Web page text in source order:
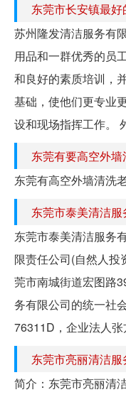
东莞市长安镇最
苏州隆发清洁服务有
用品和一群优秀的员
和良好的素质培训，
基础，使他们更专业
设和现场指挥工作。
东莞有要高空外墙
东莞有高空外墙清洗
东莞市泰美清洁
东莞市泰美清洁服务
限责任公司(自然人
莞市南城街道宏图路
务有限公司的统一社
76311D，企业法人
东莞市亮丽清洁
简介：东莞市亮丽清